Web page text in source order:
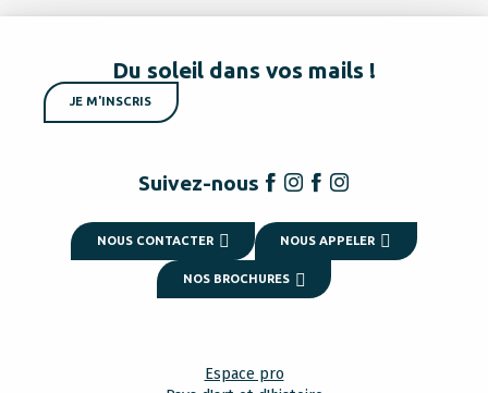
Du soleil dans vos mails !
JE M'INSCRIS
Suivez-nous
NOUS CONTACTER NOUS APPELER
NOS BROCHURES
Espace pro